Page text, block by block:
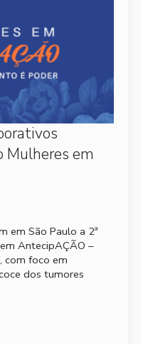
Mulheres em
em São Paulo a 2ª
AntecipAÇÃO –
com foco em
dos tumores